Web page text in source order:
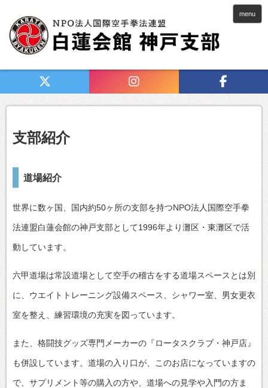
menu
支部紹介
道場紹介
世界に数ヶ国、国内約50ヶ所の支部を持つNPO法人国際空手拳
法連盟白蓮会館の神戸支部として1996年より灘区・東灘区で活
動しています。
六甲道場は常設道場として空手の稽古をする道場スペースとは別
に、ウエイトトレーニング設備スペース、シャワー室、男女更衣
室を整え、練習環境の充実を図っています。
また、格闘技グッズ専門メーカーの『ロータスクラブ・神戸店』
も併設しています。道場の入り口が、このお店になっていますの
で、サプリメント等の購入の方や、道場への見学や入門の方ま